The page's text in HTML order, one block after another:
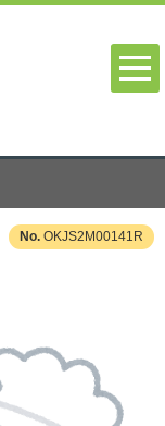
OKJS2M00141R